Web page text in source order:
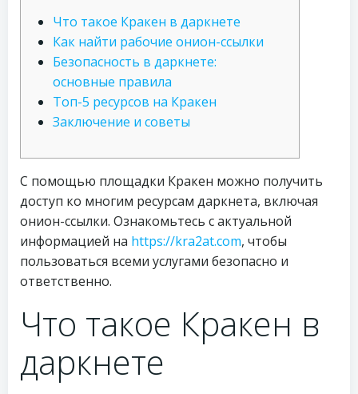
Что такое Кракен в даркнете
Как найти рабочие онион-ссылки
Безопасность в даркнете:
основные правила
Топ-5 ресурсов на Кракен
Заключение и советы
С помощью площадки Кракен можно получить
доступ ко многим ресурсам даркнета, включая
онион-ссылки. Ознакомьтесь с актуальной
информацией на https://kra2at.com, чтобы
пользоваться всеми услугами безопасно и
ответственно.
Что такое Кракен в
даркнете